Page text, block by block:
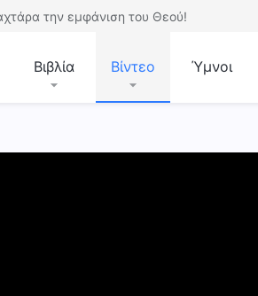
την εμφάνιση του Θεού!
Βιβλία Βίντεο Ύμνοι